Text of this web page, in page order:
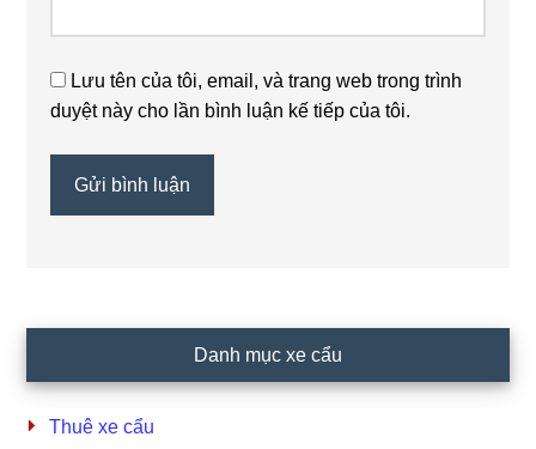
Lưu tên của tôi, email, và trang web trong trình
duyệt này cho lần bình luận kế tiếp của tôi.
Sidebar
Danh mục xe cẩu
Thuê xe cẩu